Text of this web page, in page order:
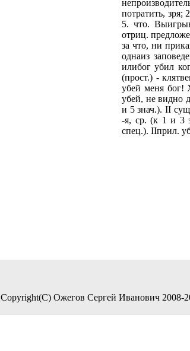
потратить, зря;
5. что.
отриц.
за что, ни
однаиз
илибог убил
(прост.) -
убей меня бог!
убей, не видно
и 5 знач.). II
-я, ср. (к 1 и 3
спец.). IIприл.
Copyright(C) Ожегов Сергей Иванович 2008-